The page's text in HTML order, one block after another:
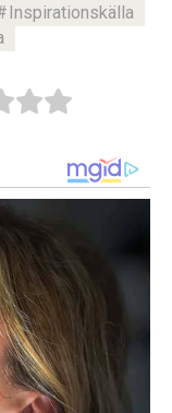
Inspirationskälla